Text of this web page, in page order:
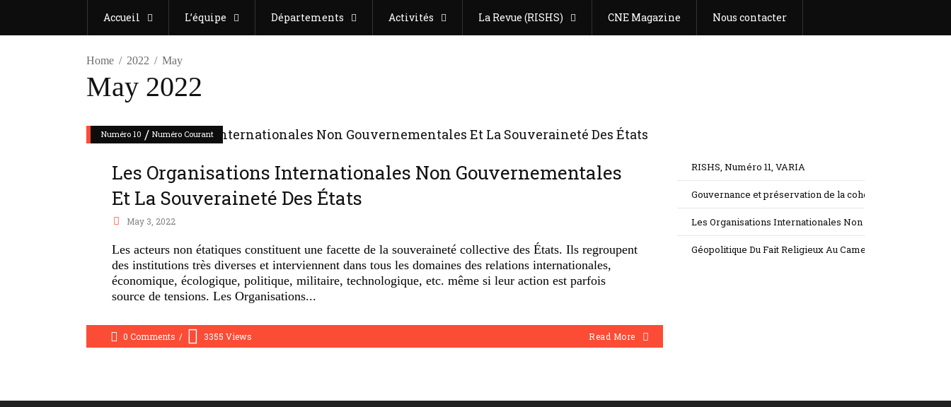
Accueil L’équipe Départements Activités La Revue (RISHS) CNE Magazine Nous contacter
Home 2022 May
May 2022
Numéro 10 / Numéro Courant
Les Organisations Internationales Non Gouvernementales
Et La Souveraineté Des États
May 3, 2022
Les acteurs non étatiques constituent une facette de la souveraineté collective des États. Ils regroupent
des institutions très diverses et interviennent dans tous les domaines des relations internationales,
économique, écologique, politique, militaire, technologique, etc. même si leur action est parfois
source de tensions. Les Organisations
0 Comments 3355 Views Read More
RISHS, Numéro 11, VARIA
Gouvernance et préservation de la cohésion sociale dans
Les Organisations Internationales Non
Géopolitique Du Fait Religieux Au Cameroun